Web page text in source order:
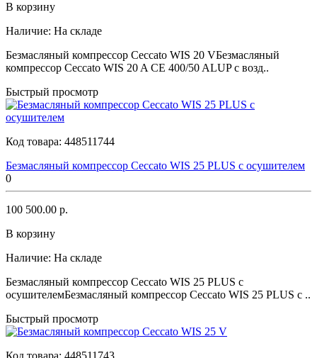
В корзину
Наличие: На складе
Безмасляный компрессор Ceccato WIS 20 VБезмасляный
компрессор Ceccato WIS 20 A CE 400/50 ALUP с возд..
Быстрый просмотр
Код товара: 448511744
Безмасляный компрессор Ceccato WIS 25 PLUS с осушителем
0
100 500.00 р.
В корзину
Наличие: На складе
Безмасляный компрессор Ceccato WIS 25 PLUS с
осушителемБезмасляный компрессор Ceccato WIS 25 PLUS с ..
Быстрый просмотр